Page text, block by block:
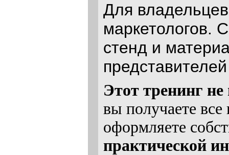
Для
маркетологов.
стенд и
Этот тренинг
вы получаете
оформляете
практической